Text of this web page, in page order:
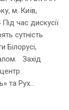
м. Київ,
час дискусії
сутність
Білорусі,
Захід
та Рух...